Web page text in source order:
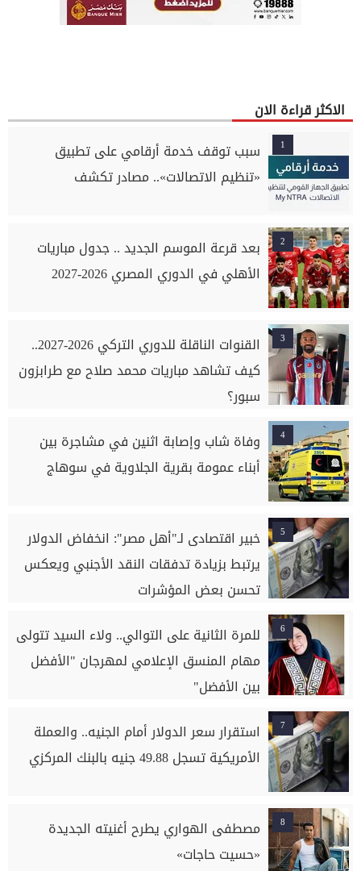
الاكثر قراءة الان
1
سبب توقف خدمة أرقامي على تطبيق
«تنظيم الاتصالات».. مصادر تكشف
2
بعد قرعة الموسم الجديد .. جدول مباريات
الأهلي في الدوري المصري 2026-2027
3
القنوات الناقلة للدوري التركي 2026-2027..
كيف تشاهد مباريات محمد صلاح مع طرابزون
سبور؟
4
وفاة شاب وإصابة اثنين في مشاجرة بين
أبناء عمومة بقرية الجلاوية في سوهاج
5
خبير اقتصادى لـ"أهل مصر": انخفاض الدولار
يرتبط بزيادة تدفقات النقد الأجنبي ويعكس
تحسن بعض المؤشرات
6
للمرة الثانية على التوالي.. ولاء السيد تتولى
مهام المنسق الإعلامي لمهرجان "الأفضل
بين الأفضل"
7
استقرار سعر الدولار أمام الجنيه.. والعملة
الأمريكية تسجل 49.88 جنيه بالبنك المركزي
8
مصطفى الهواري يطرح أغنيته الجديدة
«حسيت حاجات»